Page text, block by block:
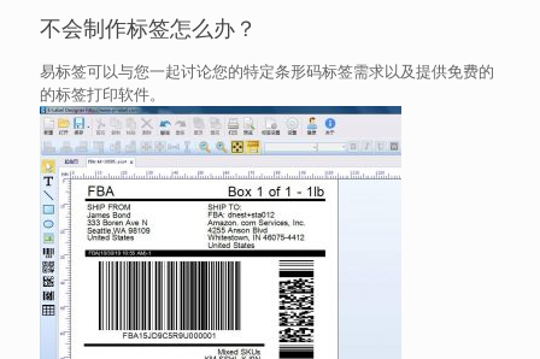
不会制作标签怎么办？
易标签可以与您一起讨论您的特定条形码标签需求以及提供免费的
的标签打印软件。